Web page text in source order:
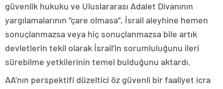
güvenlik hukuku ve Uluslararası Adalet Divanının
yargılamalarının “çare olmasa”, İsrail aleyhine hemen
sonuçlanmazsa veya hiç sonuçlanmazsa bile artık
devletlerin tekil olarak İsrail’in sorumluluğunu ileri
sürebilme yetkilerinin temel bulduğunu aktardı.
AA’nın perspektifi düzeltici öz güvenli bir faaliyet icra